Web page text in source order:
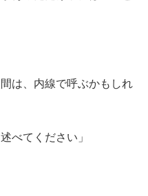
は、内線で呼ぶかもしれ
べてください」